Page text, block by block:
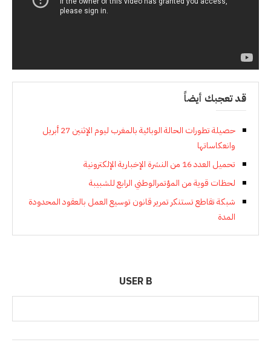
قد تعجبك أيضاً
حصيلة تطورات الحالة الوبائية بالمغرب ليوم الإثنين 27 أبريل
وانعكاساتها
تحميل العدد 16 من النشرة الإخبارية الإلكترونية
لحظات قوية من المؤتمرالوطني الرابع للشبيبة
شبكة تقاطع تستنكر تمرير قانون توسيع العمل بالعقود المحدودة
المدة
USER B